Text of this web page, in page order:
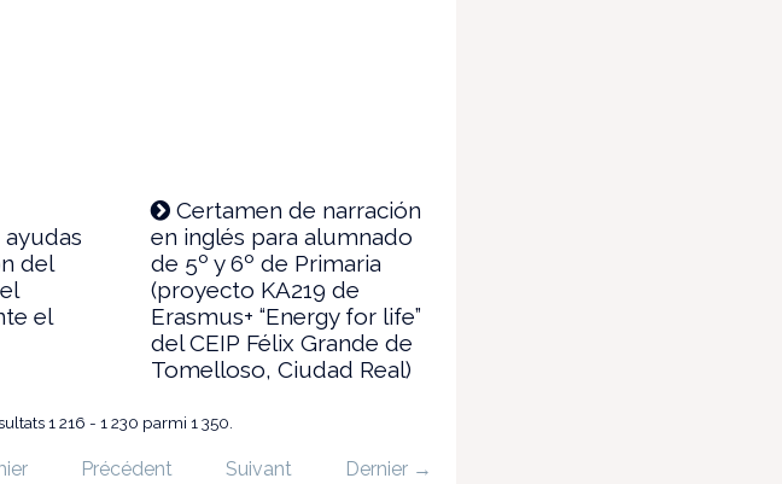
del
el
Certamen de narración
en inglés para alumnado
de 5º y 6º de Primaria
(proyecto KA219 de
Erasmus+ “Energy for life”
del CEIP Félix Grande de
Tomelloso, Ciudad Real)
1 216 - 1 230 parmi 1 350.
Précédent Suivant Dernier →